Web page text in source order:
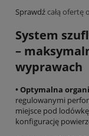
Sprawdź całą ofertę
System
–
wyprawach
• Optymalna
regulowanymi
miejsce pod
konfigurację